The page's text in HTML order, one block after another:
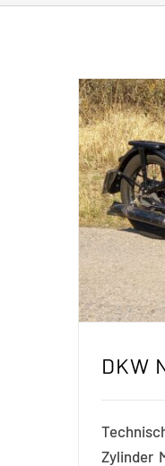
DKW
Zylinder